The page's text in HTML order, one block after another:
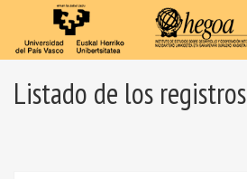
Listado de los registros